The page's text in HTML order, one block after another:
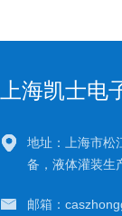
上海凯士电
地址：上海市松
备，液体灌装生
邮箱：